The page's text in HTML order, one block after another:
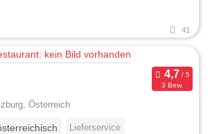
41
3 Bew.
Österreich
Lieferservice